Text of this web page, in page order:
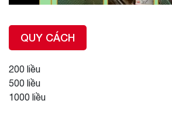
QUY CÁCH
200 liều
500 liều
1000 liều